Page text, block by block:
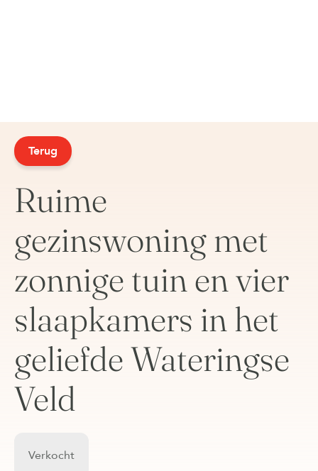
Terug
Ruime
gezinswoning met
zonnige tuin en vier
slaapkamers in het
geliefde Wateringse
Veld
Verkocht